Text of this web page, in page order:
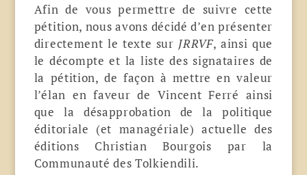
Afin de vous permettre de suivre cette
pétition, nous avons décidé d’en présenter
directement le texte sur JRRVF, ainsi que
le décompte et la liste des signataires de
la pétition, de façon à mettre en valeur
l’élan en faveur de Vincent Ferré ainsi
que la désapprobation de la politique
éditoriale (et managériale) actuelle des
éditions Christian Bourgois par la
Communauté des Tolkiendili.